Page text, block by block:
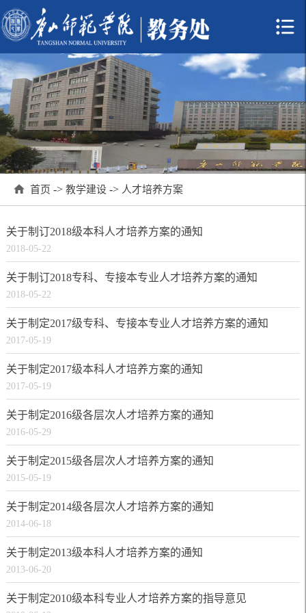
首页 -> 教学建设 -> 人才培养方案
关于制订2018级本科人才培养方案的通知
2018-05-22
关于制订2018专科、专接本专业人才培养方案的通知
2018-05-22
关于制定2017级专科、专接本专业人才培养方案的通知
2017-05-19
关于制定2017级本科人才培养方案的通知
2017-05-19
关于制定2016级各层次人才培养方案的通知
2016-05-29
关于制定2015级各层次人才培养方案的通知
2015-05-19
关于制定2014级各层次人才培养方案的通知
2014-06-18
关于制定2013级本科人才培养方案的通知
2013-06-20
关于制定2010级本科专业人才培养方案的指导意见